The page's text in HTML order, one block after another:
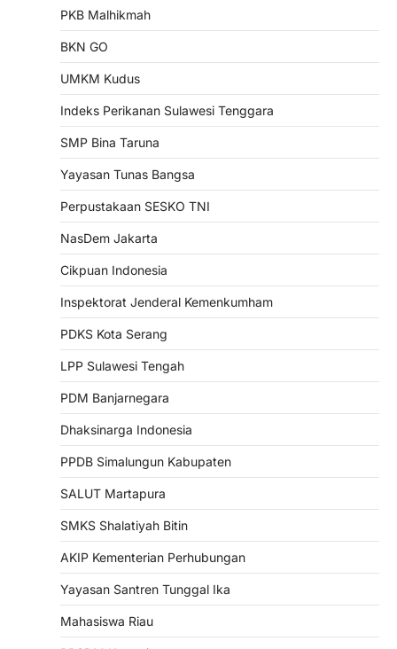
PKB Malhikmah
BKN GO
UMKM Kudus
Indeks Perikanan Sulawesi Tenggara
SMP Bina Taruna
Yayasan Tunas Bangsa
Perpustakaan SESKO TNI
NasDem Jakarta
Cikpuan Indonesia
Inspektorat Jenderal Kemenkumham
PDKS Kota Serang
LPP Sulawesi Tengah
PDM Banjarnegara
Dhaksinarga Indonesia
PPDB Simalungun Kabupaten
SALUT Martapura
SMKS Shalatiyah Bitin
AKIP Kementerian Perhubungan
Yayasan Santren Tunggal Ika
Mahasiswa Riau